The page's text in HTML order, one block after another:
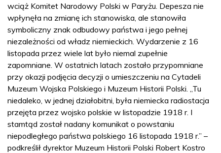
wciąż Komitet Narodowy Polski w Paryżu. Depesza nie
wpłynęła na zmianę ich stanowiska, ale stanowiła
symboliczny znak odbudowy państwa i jego pełnej
niezależności od władz niemieckich. Wydarzenie z 16
listopada przez wiele lat było niemal zupełnie
zapomniane. W ostatnich latach zostało przypomniane
przy okazji podjęcia decyzji o umieszczeniu na Cytadeli
Muzeum Wojska Polskiego i Muzeum Historii Polski. „Tu
niedaleko, w jednej działobitni, była niemiecka radiostacja
przejęta przez wojsko polskie w listopadzie 1918 r. I
stamtąd został nadany komunikat o powstaniu
niepodległego państwa polskiego 16 listopada 1918 r.” –
podkreślił dyrektor Muzeum Historii Polski Robert Kostro